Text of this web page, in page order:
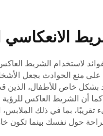
الانعكاسي
لاستخدام الشريط العاكس
على منع الحوادث بجعل
بشكل خاص للأطفال، الذين
أن الشريط العاكس للرؤية
بما في ذلك الملابس،
حول نفسك بينما تكون